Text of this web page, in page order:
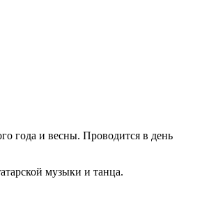
года и весны. Проводится в день
музыки и танца.